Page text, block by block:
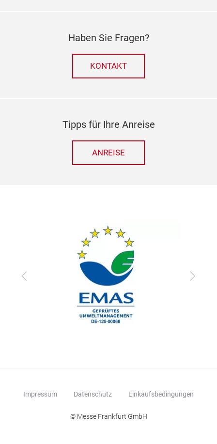
Haben Sie Fragen?
KONTAKT
Tipps für Ihre Anreise
ANREISE
zurück vor
Impressum Datenschutz Einkaufsbedingungen
© Messe Frankfurt GmbH